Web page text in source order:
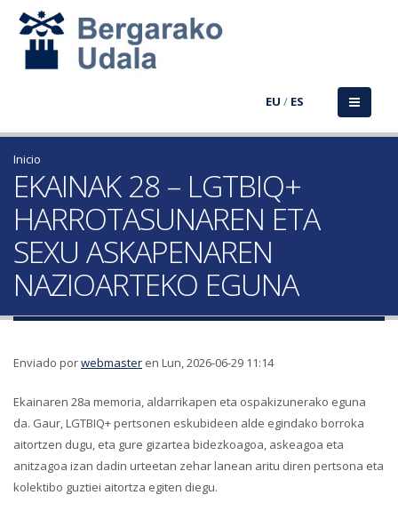
EU / ES
Inicio
EKAINAK 28 – LGTBIQ+
HARROTASUNAREN ETA
SEXU ASKAPENAREN
NAZIOARTEKO EGUNA
Enviado porwebmaster en Lun, 2026-06-29 11:14
Ekainaren 28a memoria, aldarrikapen eta ospakizunerako eguna
da. Gaur, LGTBIQ+ pertsonen eskubideen alde egindako borroka
aitortzen dugu, eta gure gizartea bidezkoagoa, askeagoa eta
anitzagoa izan dadin urteetan zehar lanean aritu diren pertsona eta
kolektibo guztiei aitortza egiten diegu.